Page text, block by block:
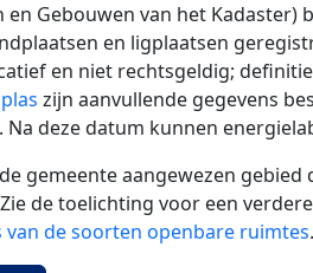
en Gebouwen van het
en ligplaatsen
en niet rechtsgeldig;
zijn aanvullende gegevens
Na deze datum kunnen
gemeente aangewezen
de toelichting voor een
van de soorten openbare ruimtes.